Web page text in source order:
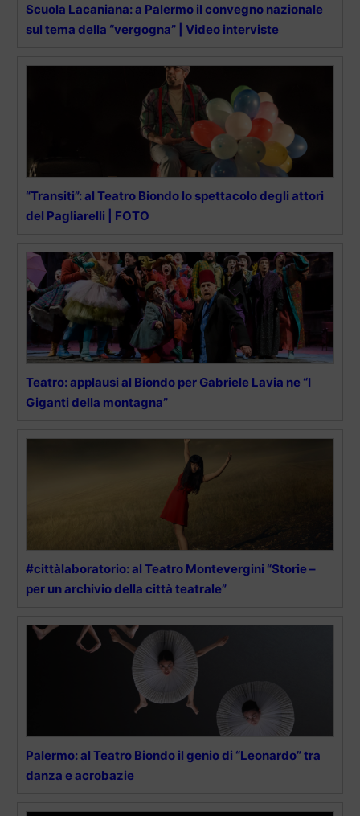
Scuola Lacaniana: a Palermo il convegno nazionale
sul tema della “vergogna” | Video interviste
“Transiti”: al Teatro Biondo lo spettacolo degli attori
del Pagliarelli | FOTO
Teatro: applausi al Biondo per Gabriele Lavia ne “I
Giganti della montagna”
#cittàlaboratorio: al Teatro Montevergini “Storie –
per un archivio della città teatrale”
Palermo: al Teatro Biondo il genio di “Leonardo” tra
danza e acrobazie